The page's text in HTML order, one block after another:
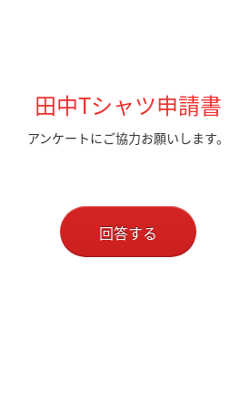
田中Tシャツ申請書
アンケートにご協力お願いします。
回答する